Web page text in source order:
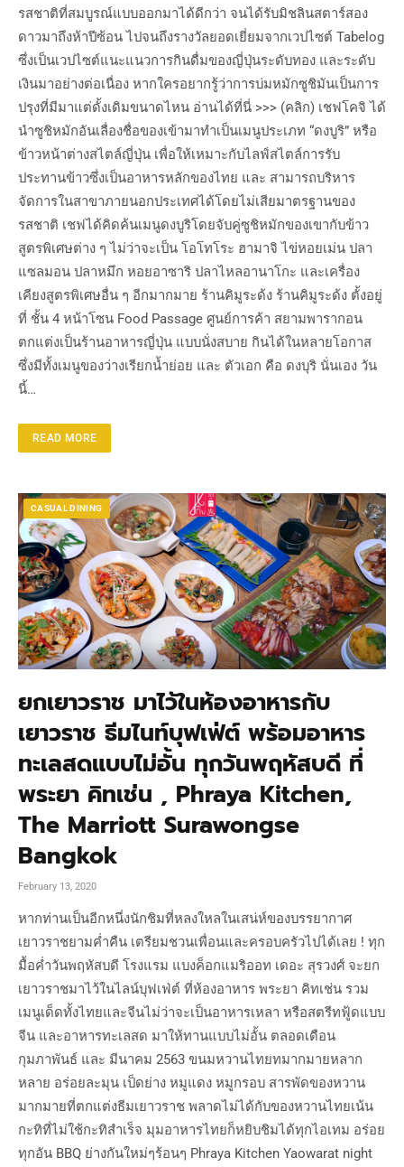
รสชาติที่สมบูรณ์แบบออกมาได้ดีกว่า จนได้รับมิชลินสตาร์สอง
ดาวมาถึงห้าปีซ้อน ไปจนถึงรางวัลยอดเยี่ยมจากเวปไซต์ Tabelog
ซึ่งเป็นเวปไซต์แนะแนวการกินดื่มของญี่ปุ่นระดับทอง และระดับ
เงินมาอย่างต่อเนื่อง หากใครอยากรู้ว่าการบ่มหมักซูชิมันเป็นการ
ปรุงที่มีมาแต่ดั้งเดิมขนาดไหน อ่านได้ที่นี่ >>> (คลิก) เชฟโคจิ ได้
นำซูชิหมักอันเลื่องชื่อของเข้ามาทำเป็นเมนูประเภท “ดงบูริ” หรือ
ข้าวหน้าต่างสไตล์ญี่ปุ่น เพื่อให้เหมาะกับไลฟ์สไตล์การรับ
ประทานข้าวซึ่งเป็นอาหารหลักของไทย และ สามารถบริหาร
จัดการในสาขาภายนอกประเทศได้โดยไม่เสียมาตรฐานของ
รสชาติ เชฟได้คิดค้นเมนูดงบูริโดยจับคู่ซูชิหมักของเขากับข้าว
สูตรพิเศษต่าง ๆ ไม่ว่าจะเป็น โอโทโระ ฮามาจิ ไข่หอยเม่น ปลา
แซลมอน ปลาหมึก หอยอาซาริ ปลาไหลอานาโกะ และเครื่อง
เคียงสูตรพิเศษอื่น ๆ อีกมากมาย ร้านคิมูระด้ง ร้านคิมูระด้ง ตั้งอยู่
ที่ ชั้น 4 หน้าโซน Food Passage ศูนย์การค้า สยามพารากอน
ตกแต่งเป็นร้านอาหารญี่ปุ่น แบบนั่งสบาย กินได้ในหลายโอกาส
ซึ่งมีทั้งเมนูของว่างเรียกน้ำย่อย และ ตัวเอก คือ ดงบุริ นั่นเอง วัน
นี้…
READ MORE
CASUAL DINING
ยกเยาวราช มาไว้ในห้องอาหารกับ
เยาวราช ธีมไนท์บุฟเฟ่ต์ พร้อมอาหาร
ทะเลสดแบบไม่อั้น ทุกวันพฤหัสบดี ที่
พระยา คิทเช่น , Phraya Kitchen,
The Marriott Surawongse
Bangkok
February 13, 2020
หากท่านเป็นอีกหนึ่งนักชิมที่หลงใหลในเสน่ห์ของบรรยากาศ
เยาวราชยามค่ำคืน เตรียมชวนเพื่อนและครอบครัวไปได้เลย ! ทุก
มื้อค่ำวันพฤหัสบดี โรงแรม แบงค็อกแมริออท เดอะ สุรวงศ์ จะยก
เยาวราชมาไว้ในไลน์บุฟเฟ่ต์ ที่ห้องอาหาร พระยา คิทเช่น รวม
เมนูเด็ดทั้งไทยและจีนไม่ว่าจะเป็นอาหารเหลา หรือสตรีทฟู้ดแบบ
จีน และอาหารทะเลสด มาให้ทานแบบไม่อั้น ตลอดเดือน
กุมภาพันธ์ และ มีนาคม 2563 ขนมหวานไทยทมากมายหลาก
หลาย อร่อยละมุน เป็ดย่าง หมูแดง หมูกรอบ สารพัดของหวาน
มากมายที่ตกแต่งธีมเยาวราช พลาดไม่ได้กับของหวานไทยเน้น
กะทิที่ไม่ใช้กะทิสำเร็จ มุมอาหารไทยก็หยิบชิมได้ทุกไอเทม อร่อย
ทุกอัน BBQ ย่างกันใหม่ๆร้อนๆ Phraya Kitchen Yaowarat night